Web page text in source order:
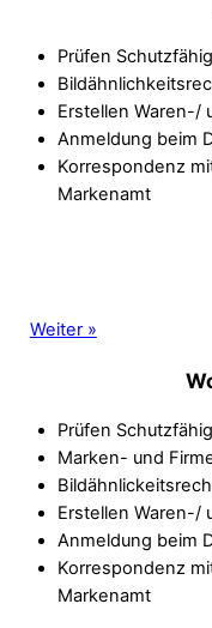
Prüfen
Erstellen Waren-/
Anmeldung beim
Korrespondenz
Markenamt
Weiter »
Prüfen
Marken- und
Erstellen Waren-/
Anmeldung beim
Korrespondenz
Markenamt